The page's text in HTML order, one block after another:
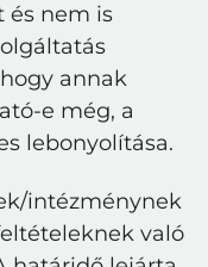
és nem is
annak
e még, a
lebonyolítása.
intézménynek
való